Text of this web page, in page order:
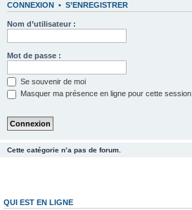
CONNEXION • S’ENREGISTRER
Nom d’utilisateur :
Mot de passe :
Se souvenir de moi
Masquer ma présence en ligne pour cette session
Cette catégorie n’a pas de forum.
QUI EST EN LIGNE